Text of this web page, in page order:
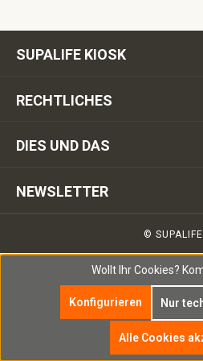
SUPALIFE KIOSK
RECHTLICHES
DIES UND DAS
NEWSLETTER
©
Wollt Ihr Cookies?
Nur
Konfigurieren
Alle Cookies